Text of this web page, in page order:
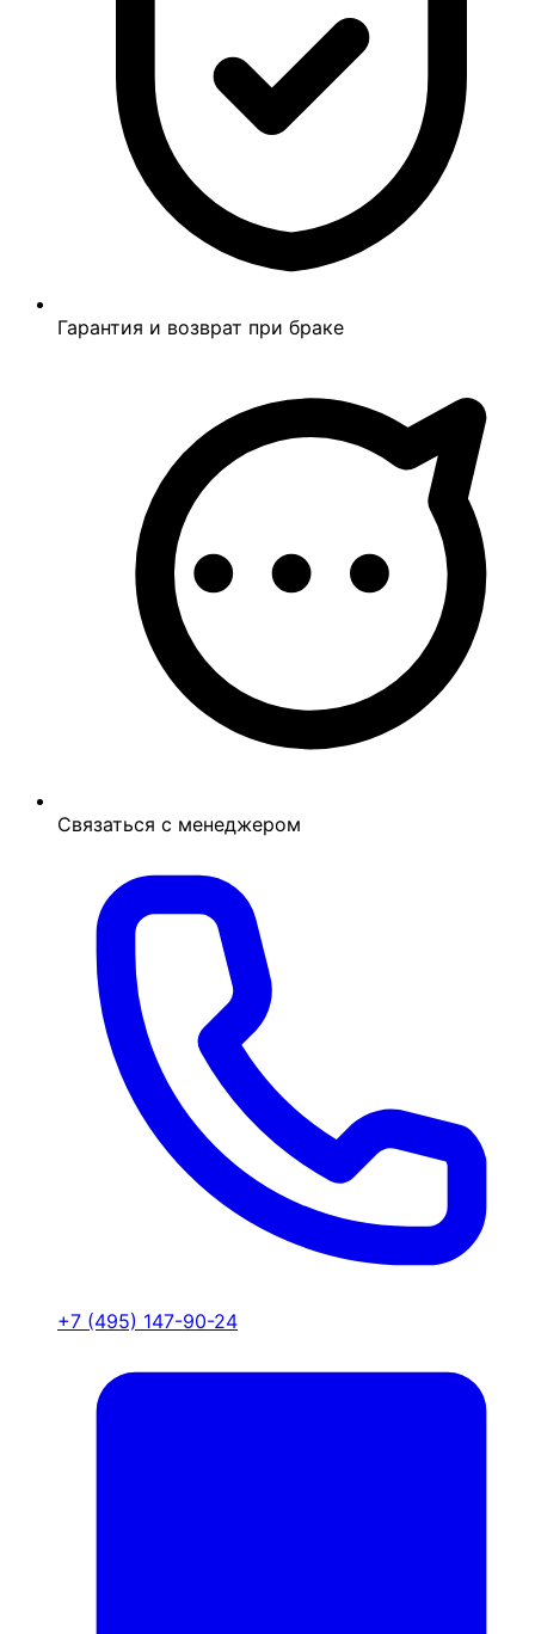
Гарантия и возврат при браке
Связаться с менеджером
+7 (495) 147-90-24